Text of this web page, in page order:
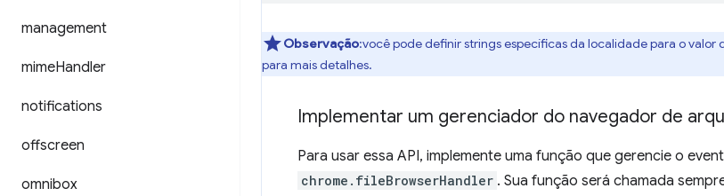
management
mimeHandler
notifications
offscreen
omnibox
Observação:você pode definir strings específicas da localidade para o valor
para mais detalhes.
Implementar um gerenciador do navegador de
Para usar essa API, implemente uma função que gerencie o
chrome.fileBrowserHandler . Sua função será chamada